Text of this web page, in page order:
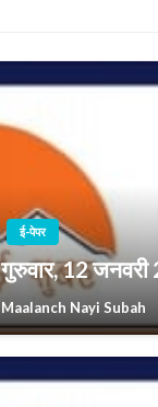
ई-पेपर
गुरुवार, 12
Maalanch Nayi Subah